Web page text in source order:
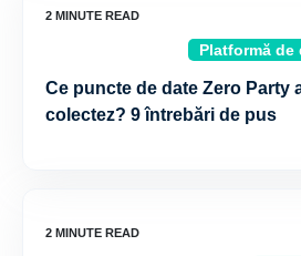
Platformă
Ce puncte de date Zero Party
colectez? 9 întrebări de pus